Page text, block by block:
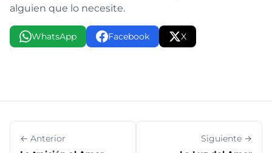
alguien que lo necesite.
WhatsApp Facebook X
← Anterior
Siguiente →